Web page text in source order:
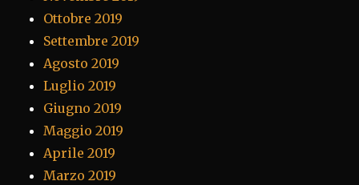
Ottobre 2019
Settembre 2019
Agosto 2019
Luglio 2019
Giugno 2019
Maggio 2019
Aprile 2019
Marzo 2019